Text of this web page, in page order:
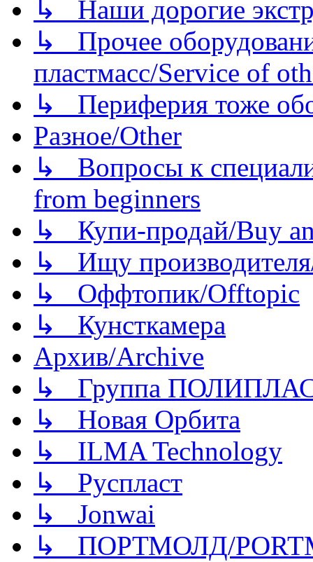
↳ Наши дорогие
↳ Прочее
пластмасс/Service of
↳ Периферия тоже
Разное/Other
↳ Вопросы к
from beginners
↳ Купи-продай/Buy
↳ Ищу
↳ Оффтопик/Offtopic
↳ Кунсткамера
Архив/Archive
↳ Группа
↳ Новая Орбита
↳ ILMA Technology
↳ Руспласт
↳ Jonwai
↳ ПОРТМОЛД/